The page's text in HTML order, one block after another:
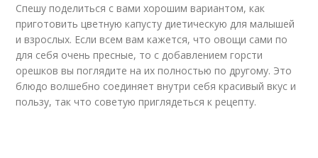
Спешу поделиться с вами хорошим вариантом, как
приготовить цветную капусту диетическую для малышей
и взрослых. Если всем вам кажется, что овощи сами по
для себя очень пресные, то с добавлением горсти
орешков вы поглядите на их полностью по другому. Это
блюдо волшебно соединяет внутри себя красивый вкус и
пользу, так что советую приглядеться к рецепту.